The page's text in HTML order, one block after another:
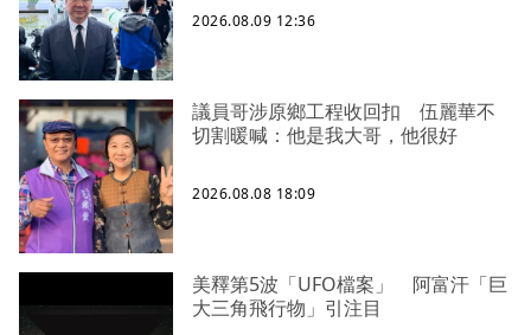
2026.08.09 12:36
議員哥涉原鄉工程收回扣 伍麗華不
切割暖喊：他是我大哥，他很好
2026.08.08 18:09
美釋第5波「UFO檔案」 阿富汗「巨
大三角飛行物」引注目